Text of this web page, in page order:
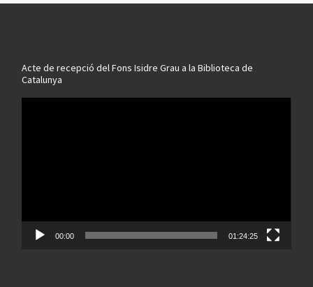
Acte de recepció del Fons Isidre Grau a la Biblioteca de
Catalunya
00:00 01:24:25